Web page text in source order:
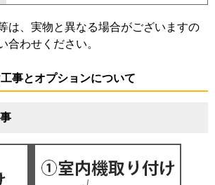
は、実物と異なる場合がございますの
合わせください。
事とオプションについて